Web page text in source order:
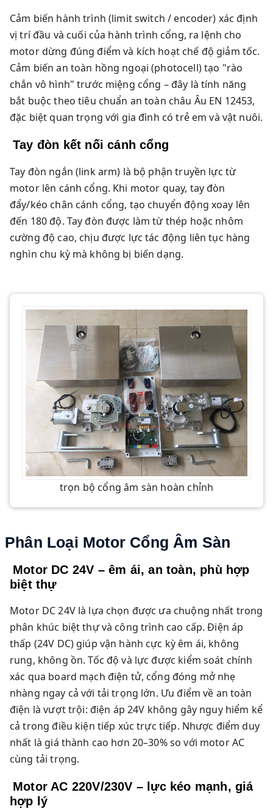
Cảm biến hành trình (limit switch / encoder) xác định
vị trí đầu và cuối của hành trình cổng, ra lệnh cho
motor dừng đúng điểm và kích hoạt chế độ giảm tốc.
Cảm biến an toàn hồng ngoại (photocell) tạo "rào
chắn vô hình" trước miệng cổng – đây là tính năng
bắt buộc theo tiêu chuẩn an toàn châu Âu EN 12453,
đặc biệt quan trọng với gia đình có trẻ em và vật nuôi.
Tay đòn kết nối cánh cổng
Tay đòn ngắn (link arm) là bộ phận truyền lực từ
motor lên cánh cổng. Khi motor quay, tay đòn
đẩy/kéo chân cánh cổng, tạo chuyển động xoay lên
đến 180 độ. Tay đòn được làm từ thép hoặc nhôm
cường độ cao, chịu được lực tác động liên tục hàng
nghìn chu kỳ mà không bị biến dạng.
trọn bộ cổng âm sàn hoàn chỉnh
Phân Loại Motor Cổng Âm Sàn
Motor DC 24V – êm ái, an toàn, phù hợp
biệt thự
Motor DC 24V là lựa chọn được ưa chuộng nhất trong
phân khúc biệt thự và công trình cao cấp. Điện áp
thấp (24V DC) giúp vận hành cực kỳ êm ái, không
rung, không ồn. Tốc độ và lực được kiểm soát chính
xác qua board mạch điện tử, cổng đóng mở nhẹ
nhàng ngay cả với tải trọng lớn. Ưu điểm về an toàn
điện là vượt trội: điện áp 24V không gây nguy hiểm kể
cả trong điều kiện tiếp xúc trực tiếp. Nhược điểm duy
nhất là giá thành cao hơn 20–30% so với motor AC
cùng tải trọng.
Motor AC 220V/230V – lực kéo mạnh, giá
hợp lý